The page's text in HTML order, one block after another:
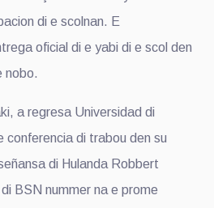
di e scolnan. E
oficial di e yabi di e scol den
nobo.
regresa Universidad di
conferencia di trabou den su
di Hulanda Robbert
BSN nummer na e prome